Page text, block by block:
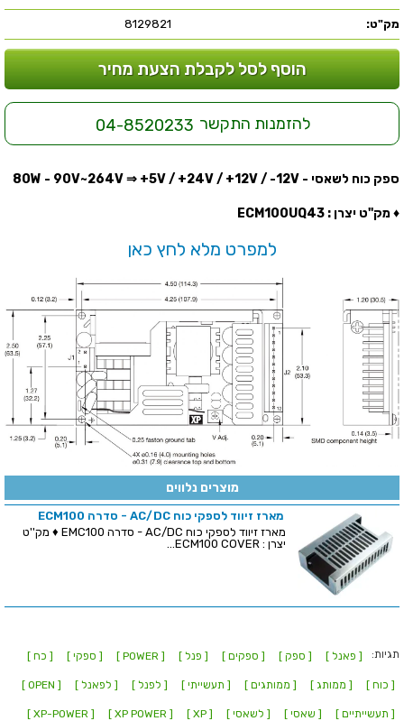
מק"ט: 8129821
הוסף לסל לקבלת הצעת מחיר
להזמנות התקשר 04-8520233
ספק כוח לשאסי - 80W - 90V~264V ⇒ +5V / +24V / +12V / -12V
♦ מק''ט יצרן : ECM100UQ43
למפרט מלא לחץ כאן
מוצרים נלווים
מארז זיווד לספקי כוח AC/DC - סדרה ECM100
מארז זיווד לספקי כוח AC/DC - סדרה EMC100 ♦ מק''ט
יצרן : ECM100 COVER...
תגיות: [ פאנל ] [ ספק ] [ ספקים ] [ פנל ] [ POWER ] [ ספקי ] [ כח ]
[ כוח ] [ ממותג ] [ ממותגים ] [ תעשייתי ] [ לפנל ] [ לפאנל ] [ OPEN ]
[ תעשייתיים ] [ שאסי ] [ לשאסי ] [ XP ]
[ XP POWER ]
[ XP-POWER ]